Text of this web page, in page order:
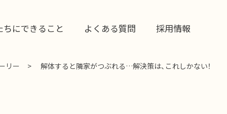
ちにできること よくある質問 採用情報
リー 解体すると隣家がつぶれる…解決策は、これしかない！